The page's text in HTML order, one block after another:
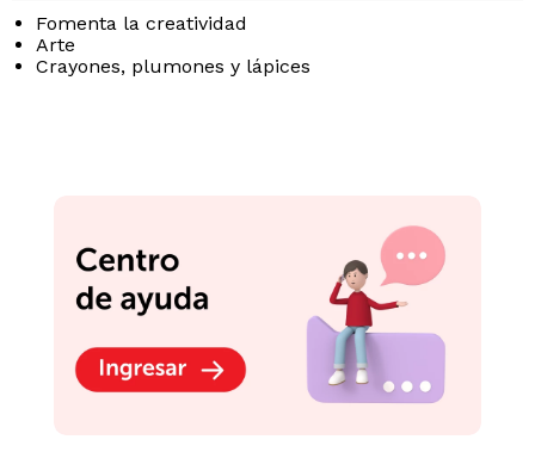
Fomenta la creatividad
Arte
Crayones, plumones y lápices